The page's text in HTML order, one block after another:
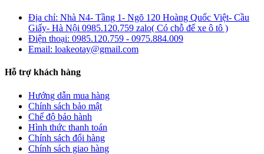
Địa chỉ: Nhà N4- Tầng 1- Ngõ 120 Hoàng Quốc Việt- Cầu
Giấy- Hà Nội 0985.120.759 zalo( Có chỗ để xe ô tô )
Điện thoại: 0985.120.759 - 0975.884.009
Email: loakeotay@gmail.com
Hỗ trợ khách hàng
Hướng dẫn mua hàng
Chính sách bảo mật
Chế độ bảo hành
Hình thức thanh toán
Chính sách đổi hàng
Chính sách giao hàng